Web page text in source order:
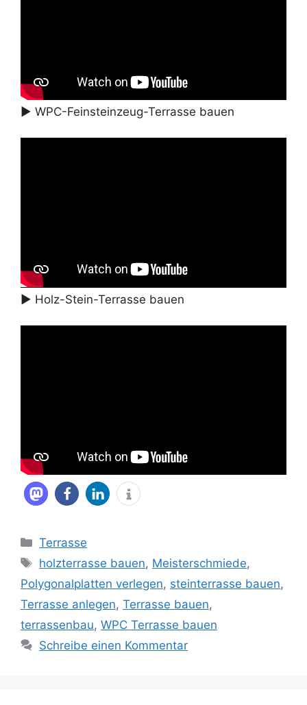
► WPC-Feinsteinzeug-Terrasse bauen
► Holz-Stein-Terrasse bauen
Kategorien
Terrasse
Schlagwörter
holzterrasse bauen, Meisterschmiede,
Polygonalplatten verlegen, steinterrasse bauen,
Terrasse anlegen, Terrasse bauen,
terrassenbau, WPC Terrasse bauen
Schreibe einen Kommentar